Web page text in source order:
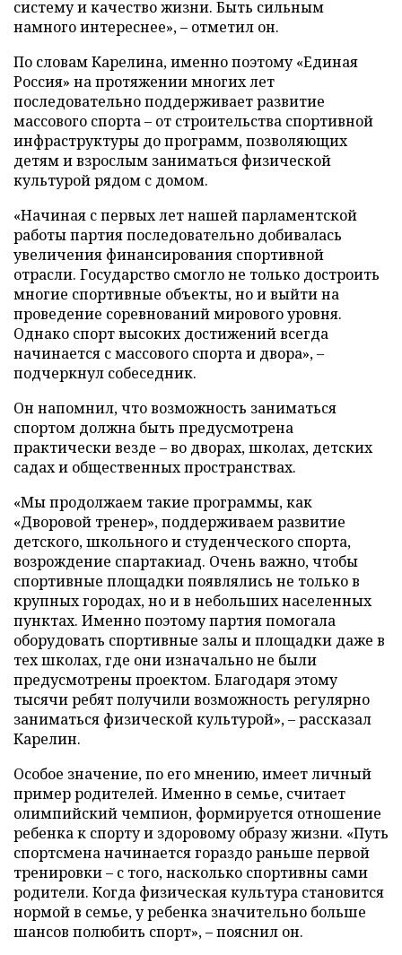
систему и качество жизни. Быть сильным
намного интереснее», – отметил он.
По словам Карелина, именно поэтому «Единая
Россия» на протяжении многих лет
последовательно поддерживает развитие
массового спорта – от строительства спортивной
инфраструктуры до программ, позволяющих
детям и взрослым заниматься физической
культурой рядом с домом.
«Начиная с первых лет нашей парламентской
работы партия последовательно добивалась
увеличения финансирования спортивной
отрасли. Государство смогло не только достроить
многие спортивные объекты, но и выйти на
проведение соревнований мирового уровня.
Однако спорт высоких достижений всегда
начинается с массового спорта и двора», –
подчеркнул собеседник.
Он напомнил, что возможность заниматься
спортом должна быть предусмотрена
практически везде – во дворах, школах, детских
садах и общественных пространствах.
«Мы продолжаем такие программы, как
«Дворовой тренер», поддерживаем развитие
детского, школьного и студенческого спорта,
возрождение спартакиад. Очень важно, чтобы
спортивные площадки появлялись не только в
крупных городах, но и в небольших населенных
пунктах. Именно поэтому партия помогала
оборудовать спортивные залы и площадки даже в
тех школах, где они изначально не были
предусмотрены проектом. Благодаря этому
тысячи ребят получили возможность регулярно
заниматься физической культурой», – рассказал
Карелин.
Особое значение, по его мнению, имеет личный
пример родителей. Именно в семье, считает
олимпийский чемпион, формируется отношение
ребенка к спорту и здоровому образу жизни. «Путь
спортсмена начинается гораздо раньше первой
тренировки – с того, насколько спортивны сами
родители. Когда физическая культура становится
нормой в семье, у ребенка значительно больше
шансов полюбить спорт», – пояснил он.